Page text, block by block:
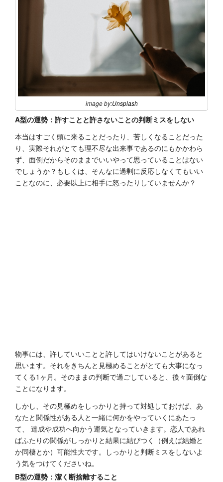
image by:Unsplash
A型の運勢：許すことと許さないことの判断ミスをしない
本当はすごく頭に来ることだったり、苦しくなることだった
り、実際それがとても理不尽な出来事であるのにもかかわら
ず、面倒だからそのままでいいやって思っていることはない
でしょうか？もしくは、そんなに過剰に反応しなくてもいい
ことなのに、必要以上に相手に怒ったりしていませんか？
物事には、許していいことと許してはいけないことがあると
思います。それをきちんと見極めることがとても大事になっ
てくる1ヶ月。そのままの判断で過ごしていると、後々面倒な
ことになります。
しかし、その見極めをしっかりと持って対処しておけば、あ
なたと関係性がある人と一緒に何かをやっていくにあたっ
て、 達成や成功へ向かう運気となっていきます。恋人であれ
ばふたりの関係がしっかりと結果に結びつく（例えば結婚と
か同棲とか）可能性大です。しっかりと判断ミスをしないよ
う気をつけてくださいね。
B型の運勢：潔く断捨離すること